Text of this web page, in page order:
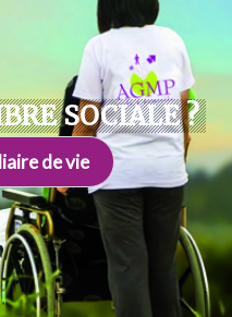
SOCIALE ?
de vie